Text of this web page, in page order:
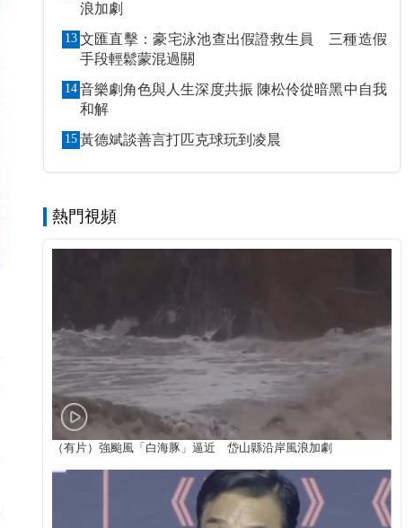
浪加劇
13 文匯直擊：豪宅泳池查出假證救生員 三種造假
手段輕鬆蒙混過關
14 音樂劇角色與人生深度共振 陳松伶從暗黑中自我
和解
15 黃德斌談善言打匹克球玩到凌晨
熱門視頻
（有片）強颱風「白海豚」逼近 岱山縣沿岸風浪加劇